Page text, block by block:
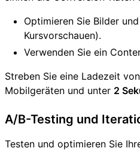
Optimieren Sie Bilder
Kursvorschauen).
Verwenden Sie ein
Streben Sie eine Ladezeit
Mobilgeräten und unter 2
A/B-Testing und
Testen und optimieren Sie